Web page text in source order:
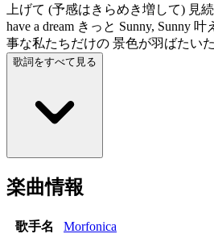
上げて (予感はきらめき増して) 見
have a dream きっと Sunny, Sunny 叶
事な私たちだけの 景色が羽ばたい
歌詞をすべて見る
楽曲情報
歌手名
Morfonica